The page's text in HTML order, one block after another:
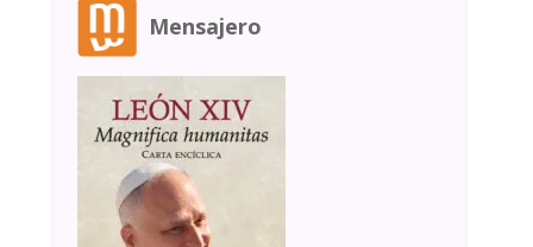
Mensajero